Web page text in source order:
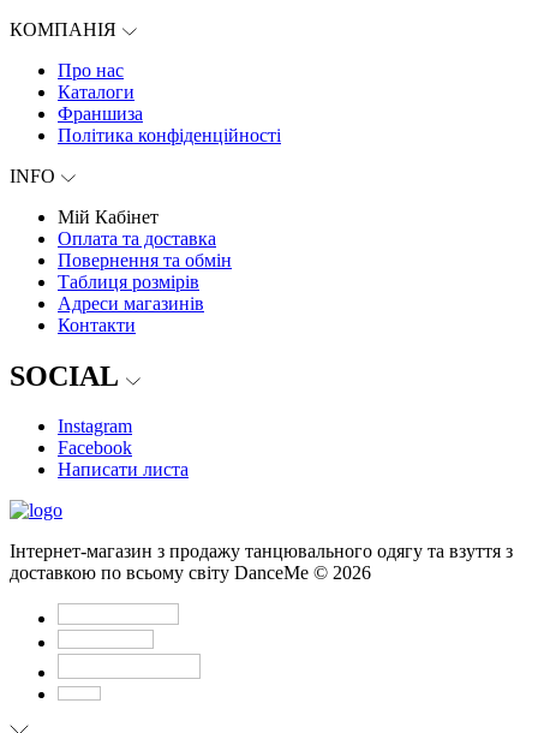
КОМПАНІЯ
Про нас
Каталоги
Франшиза
Політика конфіденційності
INFO
Мій Кабінет
Оплата та доставка
Повернення та обмін
Таблиця розмірів
Адреси магазинів
Контакти
SOCIAL
Instagram
Facebook
Написати листа
Інтернет-магазин з продажу танцювального одягу та взуття з
доставкою по всьому світу DanceMe © 2026